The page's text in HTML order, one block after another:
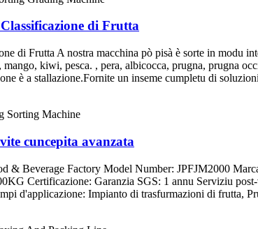
di Frutta
di Frutta A nostra macchina pò pisà è sorte in modu
kiwi, pesca. , pera, albicocca, prugna, prugna
è a stallazione.Fornite un inseme cumpletu di
cuncepita avanzata
& Beverage Factory Model Number: JPFJM2000
Certificazione: Garanzia SGS: 1 annu Serviziu
d'applicazione: Impianto di trasfurmazioni di frutta,